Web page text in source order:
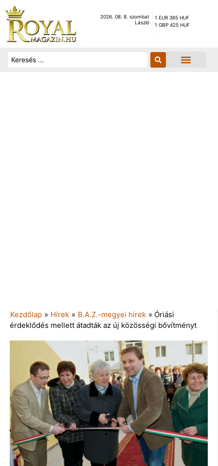
2026. 08. 8. szombat
László
1 EUR 365 HUF
1 GBP 425 HUF
Kezdőlap » Hírek » B.A.Z.-megyei hírek » Óriási
érdeklődés mellett átadták az új közösségi bővítményt